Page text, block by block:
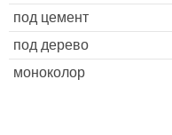
под цемент
под дерево
моноколор